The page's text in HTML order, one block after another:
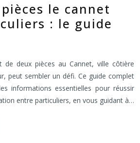
le cannet
: le guide
de deux pièces au Cannet, ville côtière
peut sembler un défi. Ce guide complet
informations essentielles pour réussir
entre particuliers, en vous guidant à…